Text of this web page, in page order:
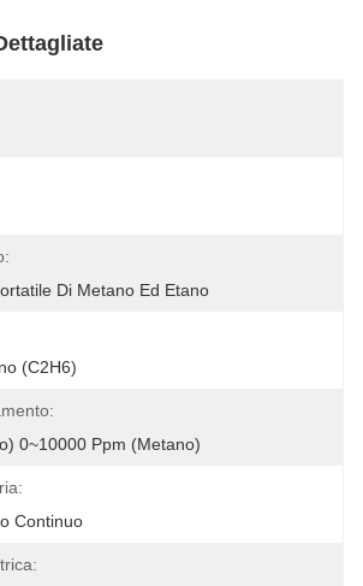
Di Metano Ed Etano
(C2H6)
0~10000 Ppm (metano)
Continuo